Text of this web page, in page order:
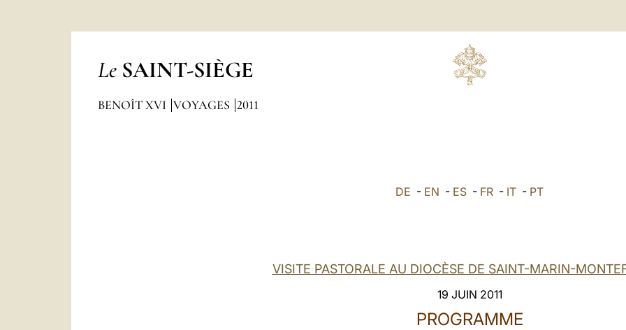
Le SAINT-SIÈGE
BENOÎT XVI VOYAGES 2011
DE - EN - ES - FR - IT - PT
VISITE PASTORALE AU DIOCÈSE DE SAINT-MARIN-
19 JUIN 2011
PROGRAMME